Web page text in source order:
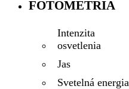
FOTOMETRIA
Intenzita
osvetlenia
Jas
Svetelná energia